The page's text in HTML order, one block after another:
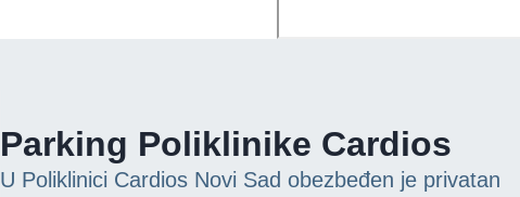
Parking Poliklinike Cardios
U Poliklinici Cardios Novi Sad obezbeđen je privatan